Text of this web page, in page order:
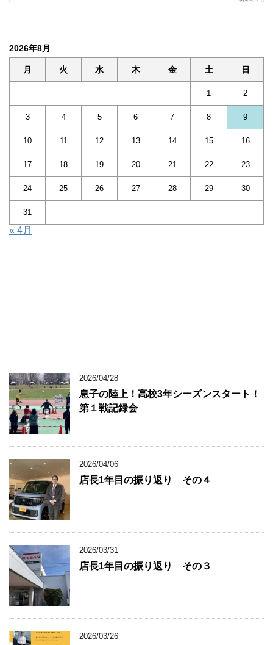
2026年8月
月 火 水 木 金 土 日
1 2
3 4 5 6 7 8 9
10 11 12 13 14 15 16
17 18 19 20 21 22 23
24 25 26 27 28 29 30
31
« 4月
2026/04/28
息子の陸上！高校3年シーズンスタート！
第１戦記録会
2026/04/06
店長1年目の振り返り その４
2026/03/31
店長1年目の振り返り その３
2026/03/26